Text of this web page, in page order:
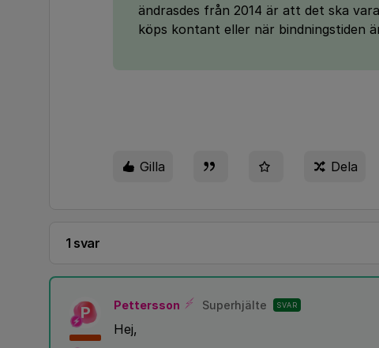
ändrasdes från 2014 är att det ska
köps kontant eller när bindningstiden
Gilla Dela
1 svar
P Pettersson Superhjälte SVAR
Hej,